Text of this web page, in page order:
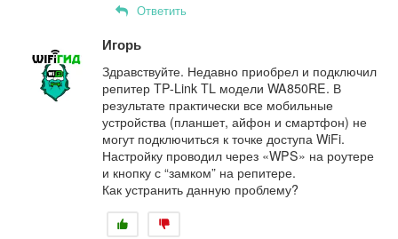
Ответить
Игорь
Здравствуйте. Недавно приобрел и подключил
репитер TP-Link TL модели WA850RE. В
результате практически все мобильные
устройства (планшет, айфон и смартфон) не
могут подключиться к точке доступа WiFi.
Настройку проводил через «WPS» на роутере
и кнопку с “замком” на репитере.
Как устранить данную проблему?